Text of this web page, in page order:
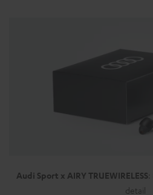
Audi Sport x AIRY TRUEWIRELESS
detail